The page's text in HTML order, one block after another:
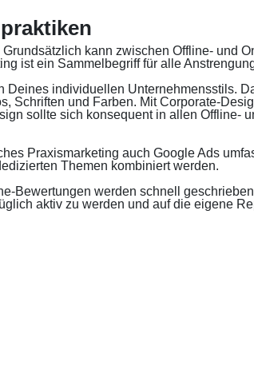
kann zwischen Offline- und
ist ein Sammelbegriff für alle
Deines individuellen
Schriften und Farben. Mit Corporate-
sollte sich konsequent in allen
Praxismarketing auch Google Ads
Themen kombiniert werden.
Bewertungen werden schnell
aktiv zu werden und auf die eigene